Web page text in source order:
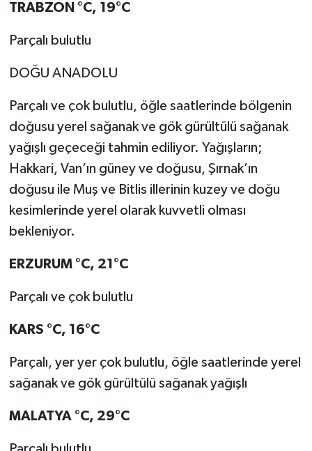
TRABZON °C, 19°C
Parçalı bulutlu
DOĞU ANADOLU
Parçalı ve çok bulutlu, öğle saatlerinde bölgenin
doğusu yerel sağanak ve gök gürültülü sağanak
yağışlı geçeceği tahmin ediliyor. Yağışların;
Hakkari, Van’ın güney ve doğusu, Şırnak’ın
doğusu ile Muş ve Bitlis illerinin kuzey ve doğu
kesimlerinde yerel olarak kuvvetli olması
bekleniyor.
ERZURUM °C, 21°C
Parçalı ve çok bulutlu
KARS °C, 16°C
Parçalı, yer yer çok bulutlu, öğle saatlerinde yerel
sağanak ve gök gürültülü sağanak yağışlı
MALATYA °C, 29°C